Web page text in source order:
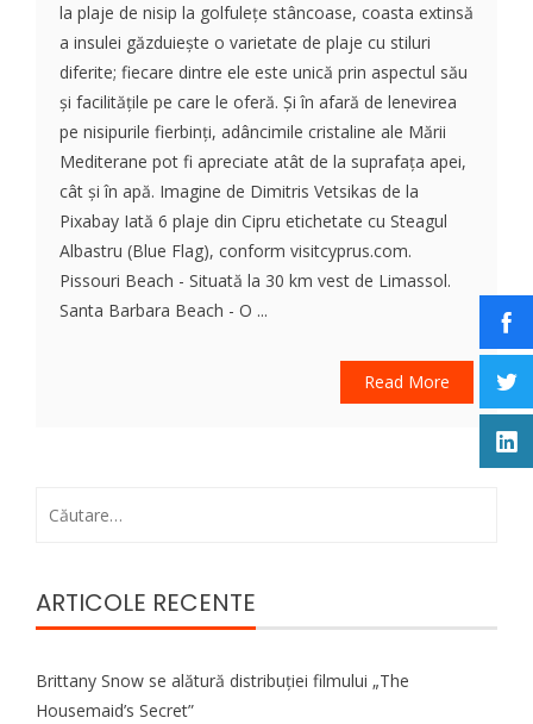
la plaje de nisip la golfulețe stâncoase, coasta extinsă
a insulei găzduiește o varietate de plaje cu stiluri
diferite; fiecare dintre ele este unică prin aspectul său
și facilitățile pe care le oferă. Și în afară de lenevirea
pe nisipurile fierbinți, adâncimile cristaline ale Mării
Mediterane pot fi apreciate atât de la suprafața apei,
cât și în apă. Imagine de Dimitris Vetsikas de la
Pixabay Iată 6 plaje din Cipru etichetate cu Steagul
Albastru (Blue Flag), conform visitcyprus.com.
Pissouri Beach - Situată la 30 km vest de Limassol.
Santa Barbara Beach - O ...
Read More
ARTICOLE RECENTE
Brittany Snow se alătură distribuției filmului „The
Housemaid’s Secret”